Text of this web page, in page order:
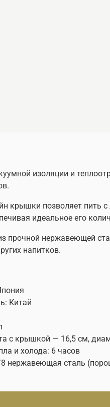
изоляции и
крышки позволяет пить
идеальное его
прочной нержавеющей
напитков.
Китай
с крышкой — 16,5 см,
и холода: 6 часов
нержавеющая сталь